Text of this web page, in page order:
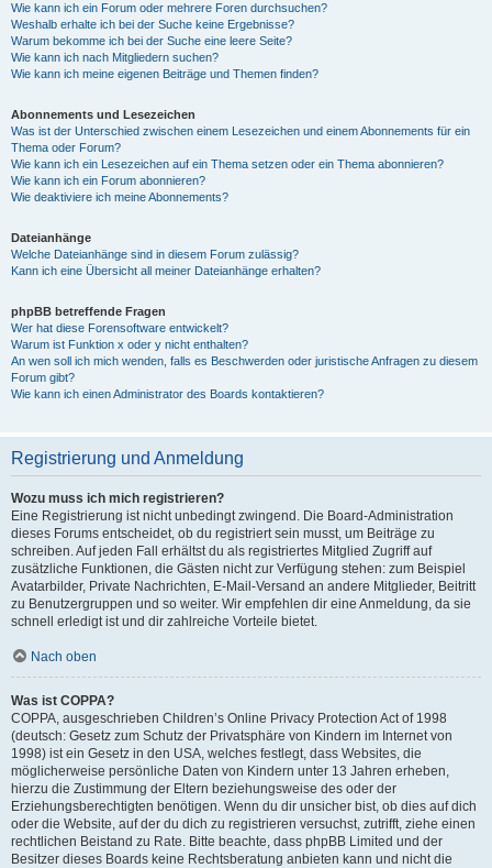
Wie kann ich ein Forum oder mehrere Foren durchsuchen?
Weshalb erhalte ich bei der Suche keine Ergebnisse?
Warum bekomme ich bei der Suche eine leere Seite?
Wie kann ich nach Mitgliedern suchen?
Wie kann ich meine eigenen Beiträge und Themen finden?
Abonnements und Lesezeichen
Was ist der Unterschied zwischen einem Lesezeichen und einem Abonnements für ein
Thema oder Forum?
Wie kann ich ein Lesezeichen auf ein Thema setzen oder ein Thema abonnieren?
Wie kann ich ein Forum abonnieren?
Wie deaktiviere ich meine Abonnements?
Dateianhänge
Welche Dateianhänge sind in diesem Forum zulässig?
Kann ich eine Übersicht all meiner Dateianhänge erhalten?
phpBB betreffende Fragen
Wer hat diese Forensoftware entwickelt?
Warum ist Funktion x oder y nicht enthalten?
An wen soll ich mich wenden, falls es Beschwerden oder juristische Anfragen zu diesem
Forum gibt?
Wie kann ich einen Administrator des Boards kontaktieren?
Registrierung und Anmeldung
Wozu muss ich mich registrieren?
Eine Registrierung ist nicht unbedingt zwingend. Die Board-Administration
dieses Forums entscheidet, ob du registriert sein musst, um Beiträge zu
schreiben. Auf jeden Fall erhältst du als registriertes Mitglied Zugriff auf
zusätzliche Funktionen, die Gästen nicht zur Verfügung stehen: zum Beispiel
Avatarbilder, Private Nachrichten, E-Mail-Versand an andere Mitglieder, Beitritt
zu Benutzergruppen und so weiter. Wir empfehlen dir eine Anmeldung, da sie
schnell erledigt ist und dir zahlreiche Vorteile bietet.
Nach oben
Was ist COPPA?
COPPA, ausgeschrieben Children’s Online Privacy Protection Act of 1998
(deutsch: Gesetz zum Schutz der Privatsphäre von Kindern im Internet von
1998) ist ein Gesetz in den USA, welches festlegt, dass Websites, die
möglicherweise persönliche Daten von Kindern unter 13 Jahren erheben,
hierzu die Zustimmung der Eltern beziehungsweise des oder der
Erziehungsberechtigten benötigen. Wenn du dir unsicher bist, ob dies auf dich
oder die Website, auf der du dich zu registrieren versuchst, zutrifft, ziehe einen
rechtlichen Beistand zu Rate. Bitte beachte, dass phpBB Limited und der
Besitzer dieses Boards keine Rechtsberatung anbieten kann und nicht die